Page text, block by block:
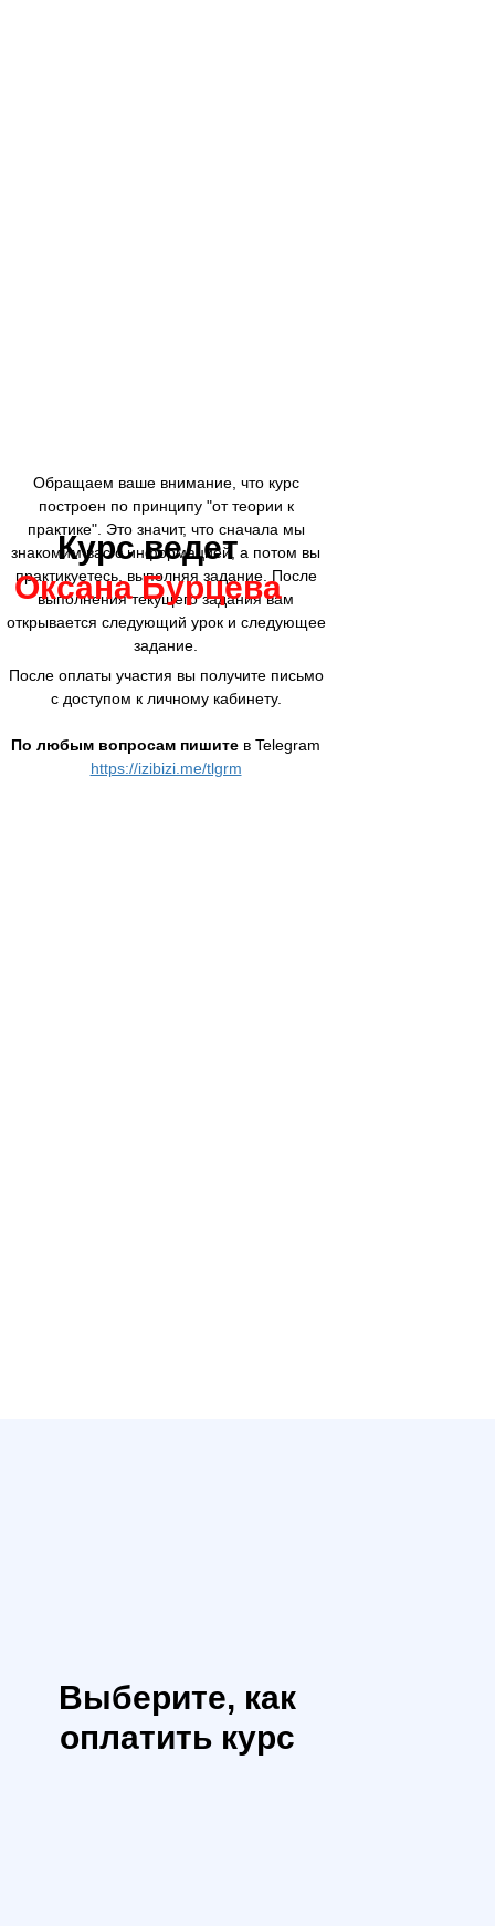
Обращаем ваше внимание, что курс
построен по принципу "от теории к
практике". Это значит, что сначала мы
знакомим вас с информацией, а потом вы
практикуетесь, выполняя задание. После
выполнения текущего задания вам
открывается следующий урок и следующее
задание.
После оплаты участия вы получите письмо
с доступом к личному кабинету.
По любым вопросам пишите в Telegram
https://izibizi.me/tlgrm
Курс ведет
Оксана Бурцева
Выберите, как
оплатить курс